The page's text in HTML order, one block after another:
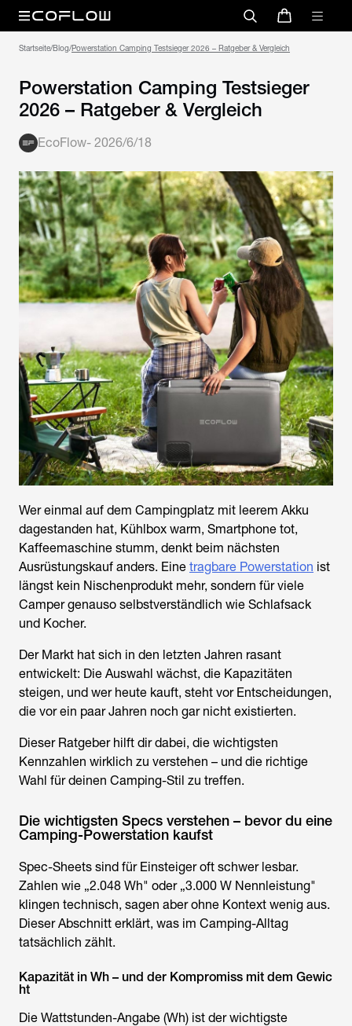
Startseite/Blog/Powerstation Camping Testsieger 2026 – Ratgeber & Vergleich
Powerstation Camping Testsieger
2026 – Ratgeber & Vergleich
EcoFlow- 2026/6/18
Wer einmal auf dem Campingplatz mit leerem Akku
dagestanden hat, Kühlbox warm, Smartphone tot,
Kaffeemaschine stumm, denkt beim nächsten
Ausrüstungskauf anders. Eine tragbare Powerstation ist
längst kein Nischenprodukt mehr, sondern für viele
Camper genauso selbstverständlich wie Schlafsack
und Kocher.
Der Markt hat sich in den letzten Jahren rasant
entwickelt: Die Auswahl wächst, die Kapazitäten
steigen, und wer heute kauft, steht vor Entscheidungen,
die vor ein paar Jahren noch gar nicht existierten.
Dieser Ratgeber hilft dir dabei, die wichtigsten
Kennzahlen wirklich zu verstehen – und die richtige
Wahl für deinen Camping-Stil zu treffen.
Die wichtigsten Specs verstehen – bevor du eine
Camping-Powerstation kaufst
Spec-Sheets sind für Einsteiger oft schwer lesbar.
Zahlen wie „2.048 Wh" oder „3.000 W Nennleistung"
klingen technisch, sagen aber ohne Kontext wenig aus.
Dieser Abschnitt erklärt, was im Camping-Alltag
tatsächlich zählt.
Kapazität in Wh – und der Kompromiss mit dem Gewic
ht
Die Wattstunden-Angabe (Wh) ist der wichtigste